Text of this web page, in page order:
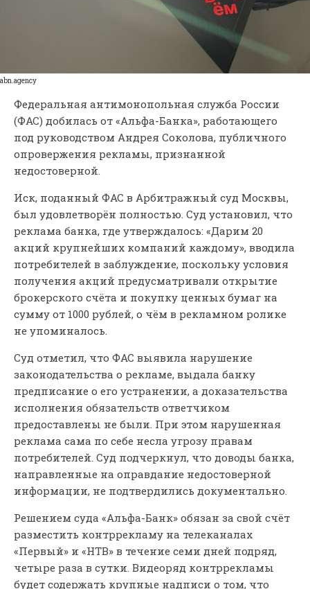
abn.agency
Федеральная антимонопольная служба России
(ФАС) добилась от «Альфа-Банка», работающего
под руководством Андрея Соколова, публичного
опровержения рекламы, признанной
недостоверной.
Иск, поданный ФАС в Арбитражный суд Москвы,
был удовлетворён полностью. Суд установил, что
реклама банка, где утверждалось: «Дарим 20
акций крупнейших компаний каждому», вводила
потребителей в заблуждение, поскольку условия
получения акций предусматривали открытие
брокерского счёта и покупку ценных бумаг на
сумму от 1000 рублей, о чём в рекламном ролике
не упоминалось.
Суд отметил, что ФАС выявила нарушение
законодательства о рекламе, выдала банку
предписание о его устранении, а доказательства
исполнения обязательств ответчиком
предоставлены не были. При этом нарушенная
реклама сама по себе несла угрозу правам
потребителей. Суд подчеркнул, что доводы банка,
направленные на оправдание недостоверной
информации, не подтвердились документально.
Решением суда «Альфа-Банк» обязан за свой счёт
разместить контррекламу на телеканалах
«Первый» и «НТВ» в течение семи дней подряд,
четыре раза в сутки. Видеоряд контррекламы
будет содержать крупные надписи о том, что